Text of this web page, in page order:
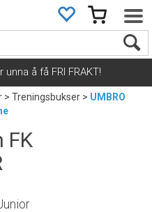
unna å få FRI FRAKT!
>Treningsbukser>UMBRO
FK